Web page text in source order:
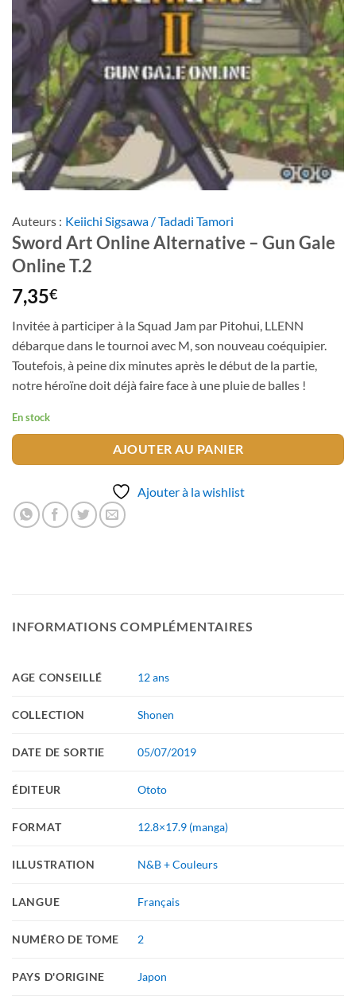
Auteurs : Keiichi Sigsawa / Tadadi Tamori
Sword Art Online Alternative – Gun Gale
Online T.2
7,35€
Invitée à participer à la Squad Jam par Pitohui, LLENN
débarque dans le tournoi avec M, son nouveau coéquipier.
Toutefois, à peine dix minutes après le début de la partie,
notre héroïne doit déjà faire face à une pluie de balles !
En stock
AJOUTER AU PANIER
Ajouter à la wishlist
INFORMATIONS COMPLÉMENTAIRES
AGE CONSEILLÉ 12 ans
COLLECTION Shonen
DATE DE SORTIE 05/07/2019
ÉDITEUR Ototo
FORMAT 12.8×17.9 (manga)
ILLUSTRATION N&B + Couleurs
LANGUE Français
NUMÉRO DE TOME 2
PAYS D'ORIGINE Japon